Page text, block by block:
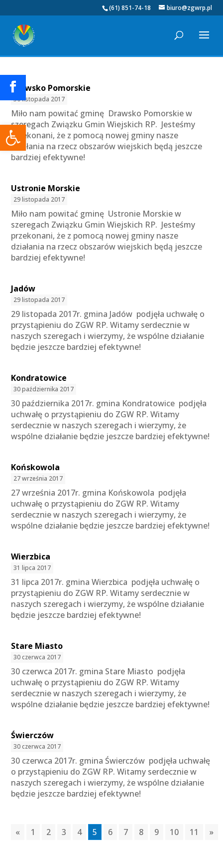
Otwórz pasek narzędzi
(61) 851-74-18 biuro@zgwrp.pl
Drawsko Pomorskie
30 listopada 2017
Miło nam powitać gminę Drawsko Pomorskie w
szeregach Związku Gmin Wiejskich RP. Jesteśmy
przekonani, że z pomocą nowej gminy nasze
działania na rzecz obszarów wiejskich będą jeszcze
bardziej efektywne!
Ustronie Morskie
29 listopada 2017
Miło nam powitać gminę Ustronie Morskie w
szeregach Związku Gmin Wiejskich RP. Jesteśmy
przekonani, że z pomocą nowej gminy nasze
działania na rzecz obszarów wiejskich będą jeszcze
bardziej efektywne!
Jadów
29 listopada 2017
29 listopada 2017r. gmina Jadów podjęła uchwałę o
przystąpieniu do ZGW RP. Witamy serdecznie w
naszych szeregach i wierzymy, że wspólne działanie
będzie jeszcze bardziej efektywne!
Kondratowice
30 października 2017
30 października 2017r. gmina Kondratowice podjęła
uchwałę o przystąpieniu do ZGW RP. Witamy
serdecznie w naszych szeregach i wierzymy, że
wspólne działanie będzie jeszcze bardziej efektywne!
Końskowola
27 września 2017
27 września 2017r. gmina Końskowola podjęła
uchwałę o przystąpieniu do ZGW RP. Witamy
serdecznie w naszych szeregach i wierzymy, że
wspólne działanie będzie jeszcze bardziej efektywne!
Wierzbica
31 lipca 2017
31 lipca 2017r. gmina Wierzbica podjęła uchwałę o
przystąpieniu do ZGW RP. Witamy serdecznie w
naszych szeregach i wierzymy, że wspólne działanie
będzie jeszcze bardziej efektywne!
Stare Miasto
30 czerwca 2017
30 czerwca 2017r. gmina Stare Miasto podjęła
uchwałę o przystąpieniu do ZGW RP. Witamy
serdecznie w naszych szeregach i wierzymy, że
wspólne działanie będzie jeszcze bardziej efektywne!
Świerczów
30 czerwca 2017
30 czerwca 2017r. gmina Świerczów podjęła uchwałę
o przystąpieniu do ZGW RP. Witamy serdecznie w
naszych szeregach i wierzymy, że wspólne działanie
będzie jeszcze bardziej efektywne!
« 1 2 3 4 5 6 7 8 9 10 11 »